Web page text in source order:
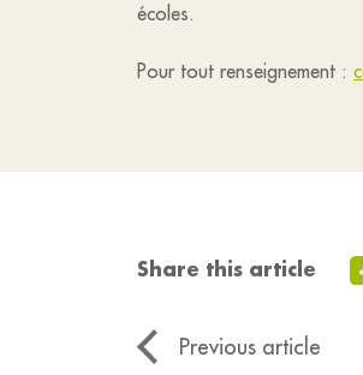
écoles.
Pour tout renseignement :
Share this article
Previous article